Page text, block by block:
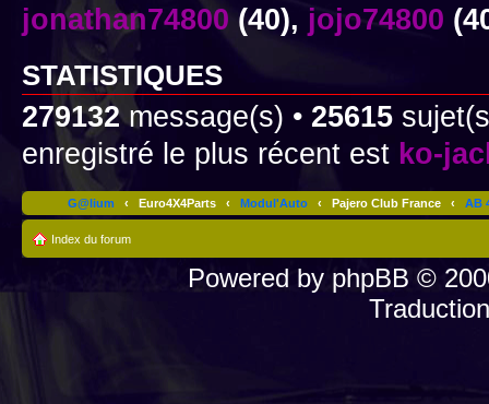
jonathan74800 (40), jojo74800
STATISTIQUES
279132message(s) • 25615
enregistré le plus récent est ko-
G@lium ‹ Euro4X4Parts ‹ Modul'Auto ‹ Pajero Club France ‹ AB
Index du forum
Powered by phpBB ©